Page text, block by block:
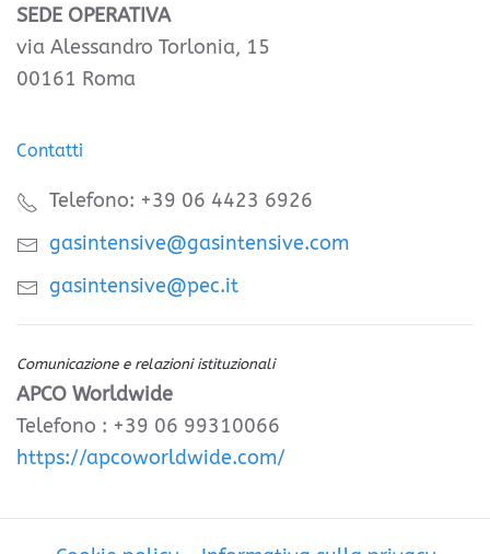
SEDE OPERATIVA
via Alessandro Torlonia, 15
00161 Roma
Contatti
Telefono: +39 06 4423 6926
gasintensive@gasintensive.com
gasintensive@pec.it
Comunicazione e relazioni istituzionali
APCO Worldwide
Telefono : +39 06 99310066
https://apcoworldwide.com/